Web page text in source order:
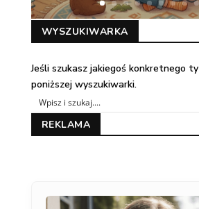
WYSZUKIWARKA
Jeśli szukasz jakiegoś konkretnego
poniższej wyszukiwarki.
REKLAMA